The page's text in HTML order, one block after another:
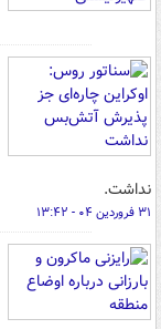
نداشت.
۳۱ فروردین ۰۴ - ۱۳:۴۲